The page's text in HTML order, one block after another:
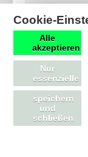
Dinosaur
Cookie-
Alle
akzeptieren
Nur
essenzielle
speichern
und
schließen